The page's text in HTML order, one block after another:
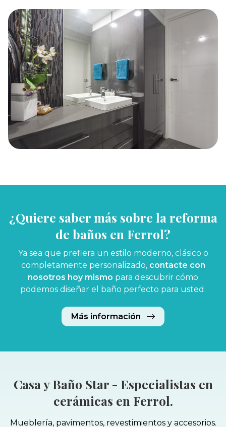
en diseños personalizados y materiales de alta
calidad, renovar su baño no solo es una mejora en
su hogar, sino una mejora en su vida.
¿Quiere saber más sobre la reforma
de baños en Ferrol?
Ya sea que prefiera un estilo moderno, clásico o
completamente personalizado, contacte con
nosotros hoy mismo para descubrir cómo
podemos diseñar el baño perfecto para usted.
Más información
Casa y Baño Star - Especialistas en
cerámicas en Ferrol.
Mueblería, pavimentos, revestimientos y accesorios.